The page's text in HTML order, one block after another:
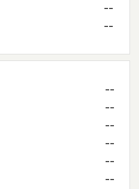
--
--
--
--
--
--
--
--